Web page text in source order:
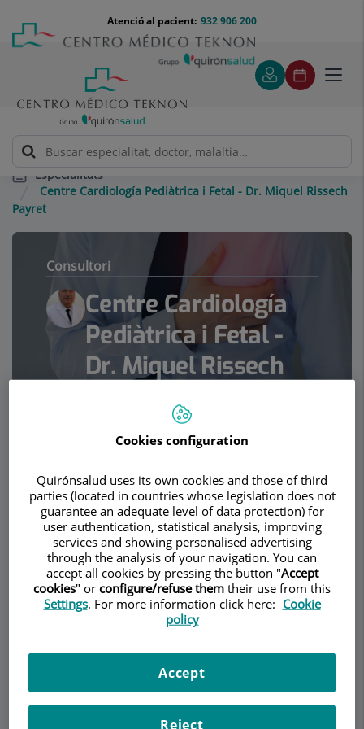
contingut
Menú
teléfono
cabecera
932 906 200
Atenció al pacient:
Especialitats
Centre Cardiología Pediàtrica i Fetal - Dr. Miquel Rissech
Payret
Consultori
Centre Cardiología
Pediàtrica i Fetal -
Dr. Miquel Rissech
CARDIOLOGIA PEDIÀTRICA
DescripcióServeisEquipContacteDades d'interès
Horari
Demanar Cita
Descripció
Cardiología Pediátrica, disciplina que ejerce desde
Licenciado en Medicina y Cirugía en el año 1974
Cookies configuration
Quirónsalud uses its own cookies and those of third
parties (located in countries whose legislation does not
guarantee an adequate level of data protection) for
user authentication, statistical analysis, improving
services and showing personalised advertising
through the analysis of your navigation. You can
accept all cookies by pressing the button "Accept
cookies" or configure/refuse them their use from this
Settings. For more information click here: Cookie
policy
Reject
Accept